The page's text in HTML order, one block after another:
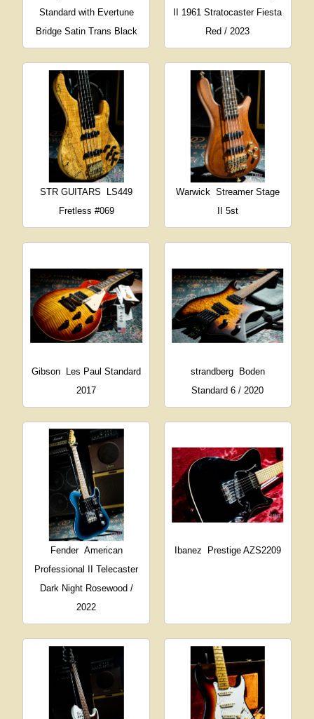
Standard with Evertune
Bridge Satin Trans Black
II 1961 Stratocaster Fiesta
Red / 2023
STR GUITARS
LS449
Fretless #069
Warwick Streamer Stage
II 5st
Gibson Les Paul Standard
2017
strandberg
Boden
Standard 6 / 2020
Fender American
Professional II Telecaster
Dark Night Rosewood /
2022
Ibanez Prestige AZS2209